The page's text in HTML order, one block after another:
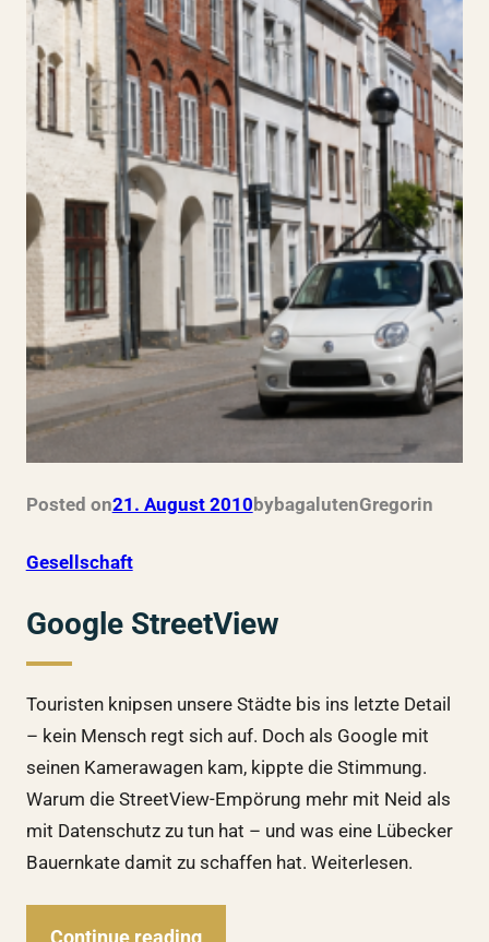
Posted on21. August 2010 bybagalutenGregorin
Gesellschaft
Google StreetView
Touristen knipsen unsere Städte bis ins letzte Detail
– kein Mensch regt sich auf. Doch als Google mit
seinen Kamerawagen kam, kippte die Stimmung.
Warum die StreetView-Empörung mehr mit Neid als
mit Datenschutz zu tun hat – und was eine Lübecker
Bauernkate damit zu schaffen hat. Weiterlesen.